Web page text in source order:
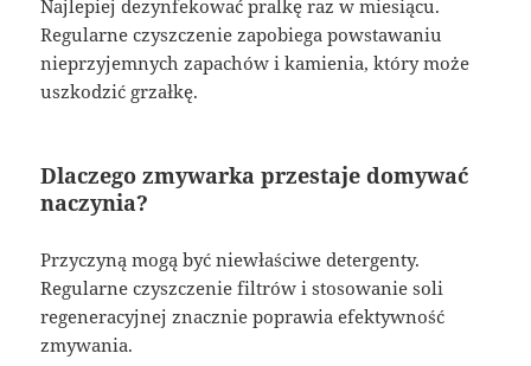
Najlepiej dezynfekować pralkę raz w miesiącu.
Regularne czyszczenie zapobiega powstawaniu
nieprzyjemnych zapachów i kamienia, który może
uszkodzić grzałkę.
Dlaczego zmywarka przestaje domywać
naczynia?
Przyczyną mogą być niewłaściwe detergenty.
Regularne czyszczenie filtrów i stosowanie soli
regeneracyjnej znacznie poprawia efektywność
zmywania.